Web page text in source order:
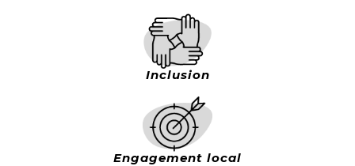
Inclusion
Engagement local